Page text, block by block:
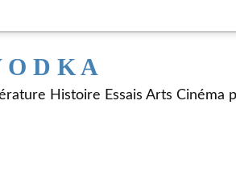
O D K A
Histoire Essais Arts Cinéma